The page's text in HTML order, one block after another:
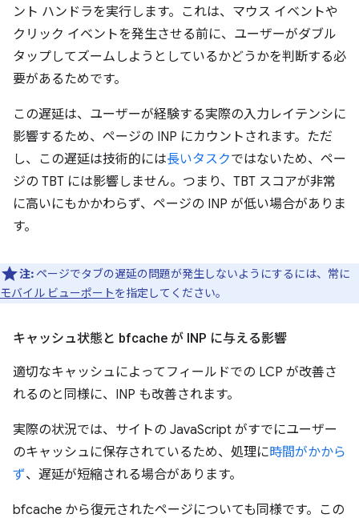
ント ハンドラを実行します。これは、マウス イベントや
クリック イベントを発生させる前に、ユーザーがダブル
タップしてズームしようとしているかどうかを判断する必
要があるためです。
この遅延は、ユーザーが経験する実際の入力レイテンシに
影響するため、ページの INP にカウントされます。ただ
し、この遅延は技術的には長いタスクではないため、ペー
ジの TBT には影響しません。つまり、TBT スコアが非常
に高いにもかかわらず、ページの INP が低い場合がありま
す。
注: ページでタブの遅延の問題が発生しないようにするには、常に
モバイル ビューポートを指定してください。
キャッシュ状態と bfcache が INP に与える影響
適切なキャッシュによってフィールドでの LCP が改善さ
れるのと同様に、INP も改善されます。
実際の状況では、サイトの JavaScript がすでにユーザー
のキャッシュに保存されているため、処理に時間がかから
ず、遅延が短縮される場合があります。
bfcache から復元されたページについても同様です。この